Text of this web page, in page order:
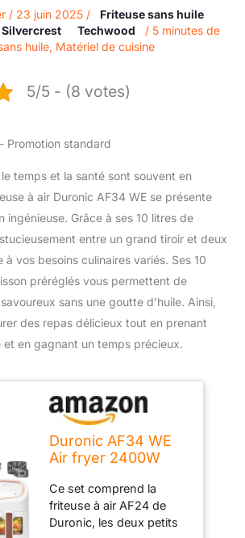
/ 23 juin 2025 /
Friteuse sans huile
Silvercrest Techwood / 5 minutes de
huile, Matériel de cuisine
5/5 - (8 votes)
temps et la santé sont souvent en
à air Duronic AF34 WE se présente
ingénieuse. Grâce à ses 10 litres de
entre un grand tiroir et deux
à vos besoins culinaires variés. Ses 10
préréglés vous permettent de
sans une goutte d’huile. Ainsi,
des repas délicieux tout en prenant
et en gagnant un temps précieux.
Duronic AF34 WE
Air fryer 2400W
cuisson 10L et 5L
Ce set comprend la
friteuse à air AF24 de
Duronic, les deux petits